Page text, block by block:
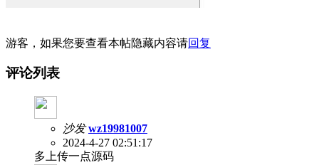
游客，如果您要查看本帖隐藏内容请回复
评论列表
沙发 wz19981007
2024-4-27 02:51:17
多上传一点源码